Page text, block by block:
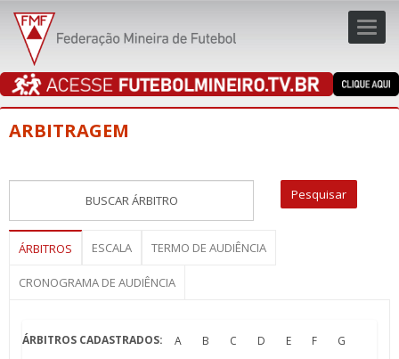
ARBITRAGEM
ÁRBITROS ESCALA TERMO DE AUDIÊNCIA
CRONOGRAMA DE AUDIÊNCIA
ÁRBITROS CADASTRADOS: A B C D E F
G